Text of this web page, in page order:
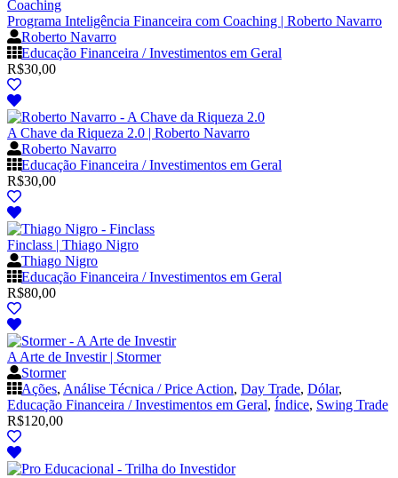
Programa Inteligência Financeira com Coaching | Roberto Navarro
Roberto Navarro
Educação Financeira / Investimentos em Geral
R$30,00
A Chave da Riqueza 2.0 | Roberto Navarro
Roberto Navarro
Educação Financeira / Investimentos em Geral
R$30,00
Finclass | Thiago Nigro
Thiago Nigro
Educação Financeira / Investimentos em Geral
R$80,00
A Arte de Investir | Stormer
Stormer
Ações, Análise Técnica / Price Action, Day Trade, Dólar,
Educação Financeira / Investimentos em Geral, Índice, Swing Trade
R$120,00